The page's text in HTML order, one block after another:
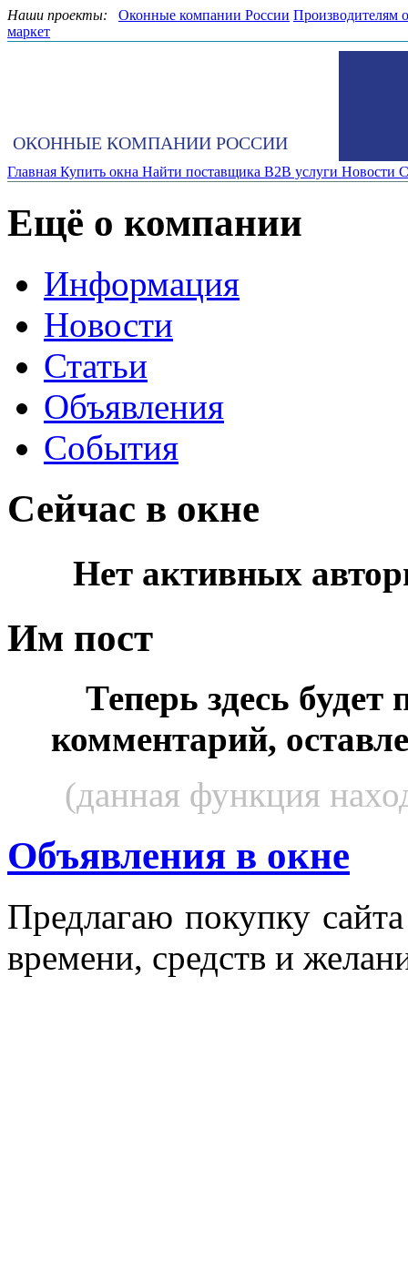
Наши проекты: Оконные компании России Производителям
маркет
ОКОННЫЕ КОМПАНИИ РОССИИ
Главная Купить окна Найти поставщика B2B услуги Новости
Ещё о компании
Информация
Новости
Статьи
Объявления
События
Сейчас в окне
Нет активных
Им пост
Теперь здесь будет
комментарий,
(данная функция
Объявления в окне
Пред­ла­гаю по­куп­ку
вре­мени, средств и